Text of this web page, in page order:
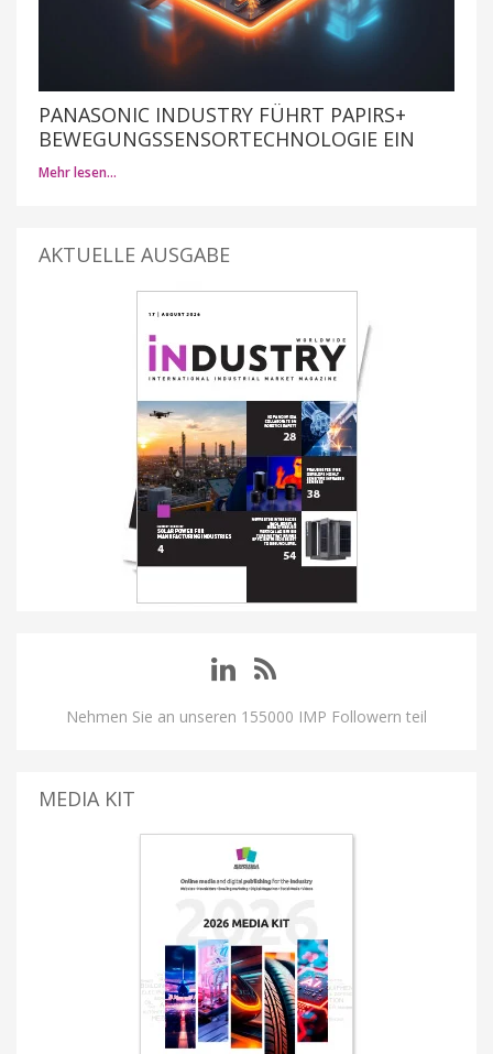
PANASONIC INDUSTRY FÜHRT PAPIRS+
BEWEGUNGSSENSORTECHNOLOGIE EIN
Mehr lesen…
AKTUELLE AUSGABE
Nehmen Sie an unseren 155000 IMP Followern teil
MEDIA KIT